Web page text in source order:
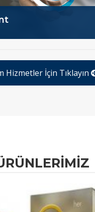
Hizmetler İçin Tıklayın